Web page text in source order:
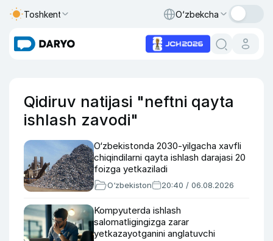
Toshkent O‘zbekcha
Qidiruv natijasi "neftni qayta
ishlash zavodi"
O‘zbekistonda 2030-yilgacha xavfli
chiqindilarni qayta ishlash darajasi 20
foizga yetkaziladi
O‘zbekiston 20:40 / 06.08.2026
Kompyuterda ishlash
salomatligingizga zarar
yetkazayotganini anglatuvchi